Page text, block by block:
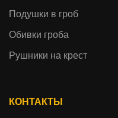
Подушки в гроб
Обивки гроба
Рушники на крест
КОНТАКТЫ